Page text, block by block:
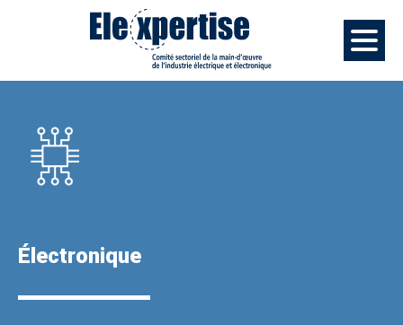
Électronique